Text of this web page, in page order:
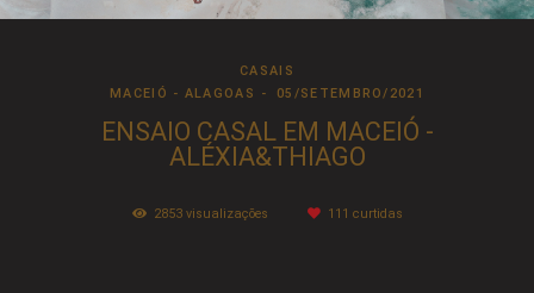
CASAIS
MACEIÓ - ALAGOAS
05/SETEMBRO/2021
ENSAIO CASAL EM MACEIÓ -
ALÉXIA&THIAGO
2853visualizações 111 curtidas